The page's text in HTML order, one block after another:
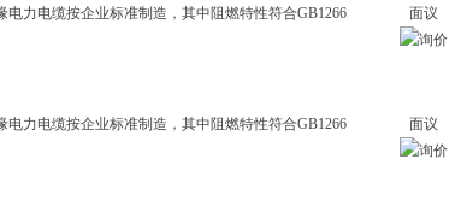
电缆按企业标准制造，其中阻燃特性符合GB1266
面议
电缆按企业标准制造，其中阻燃特性符合GB1266
面议